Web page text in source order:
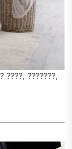
????, ???????,